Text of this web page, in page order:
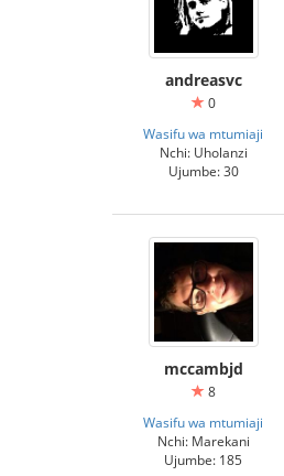
andreasvc
0
Wasifu wa mtumiaji
Nchi: Uholanzi
Ujumbe: 30
mccambjd
8
Wasifu wa mtumiaji
Nchi: Marekani
Ujumbe: 185